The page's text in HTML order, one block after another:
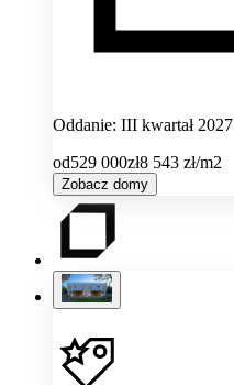
Oddanie: III kwartał 2027
od529 000zł8 543 zł/m2
Zobacz domy